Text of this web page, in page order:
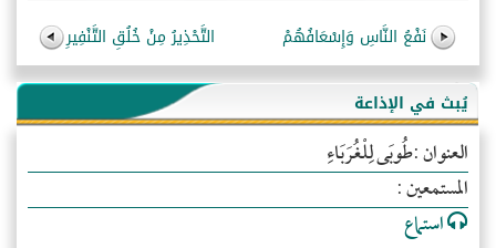
نَفْعُ النَّاسِ وَإِسْعَافُهُمْ التَّحْذِيرُ مِنْ خُلُقِ التَّنْفِيرِ
يُبث في الإذاعة
العنوان :طُوبَى لِلْغُرَبَاءِ
المستمعين :
استماع